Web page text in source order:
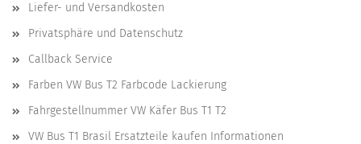
Liefer- und Versandkosten
Privatsphäre und Datenschutz
Callback Service
Farben VW Bus T2 Farbcode Lackierung
Fahrgestellnummer VW Käfer Bus T1 T2
VW Bus T1 Brasil Ersatzteile kaufen Informationen